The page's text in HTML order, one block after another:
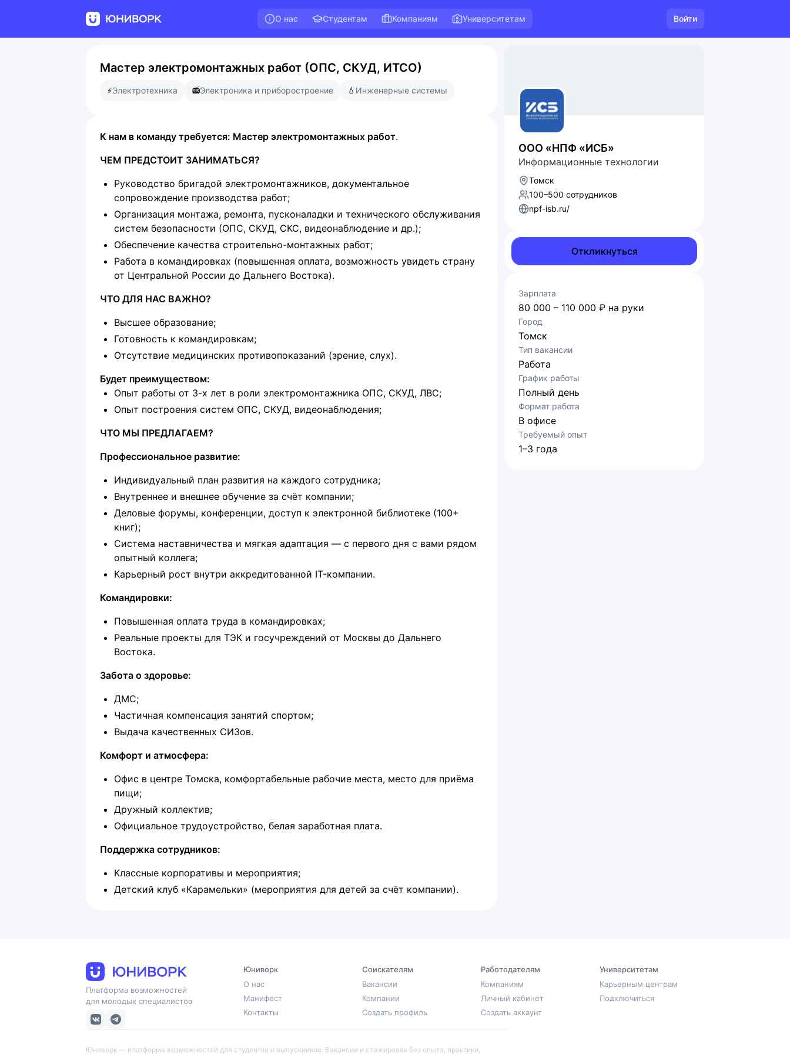
О нас Студентам Компаниям Университетам Войти
Мастер электромонтажных работ (ОПС, СКУД, ИТСО)
⚡Электротехника 📻Электроника и приборостроение 💧 Инженерные системы
К нам в команду требуется: Мастер электромонтажных работ.
ЧЕМ ПРЕДСТОИТ ЗАНИМАТЬСЯ?
Руководство бригадой электромонтажников, документальное
сопровождение производства работ;
Организация монтажа, ремонта, пусконаладки и технического обслуживания
систем безопасности (ОПС, СКУД, СКС, видеонаблюдение и др.);
Обеспечение качества строительно-монтажных работ;
Работа в командировках (повышенная оплата, возможность увидеть страну
от Центральной России до Дальнего Востока).
ЧТО ДЛЯ НАС ВАЖНО?
Высшее образование;
Готовность к командировкам;
Отсутствие медицинских противопоказаний (зрение, слух).
Будет преимуществом:
Опыт работы от 3-х лет в роли электромонтажника ОПС, СКУД, ЛВС;
Опыт построения систем ОПС, СКУД, видеонаблюдения;
ЧТО МЫ ПРЕДЛАГАЕМ?
Профессиональное развитие:
Индивидуальный план развития на каждого сотрудника;
Внутреннее и внешнее обучение за счёт компании;
Деловые форумы, конференции, доступ к электронной библиотеке (100+
книг);
Система наставничества и мягкая адаптация — с первого дня с вами рядом
опытный коллега;
Карьерный рост внутри аккредитованной IT-компании.
Командировки:
Повышенная оплата труда в командировках;
Реальные проекты для ТЭК и госучреждений от Москвы до Дальнего
Востока.
Забота о здоровье:
ДМС;
Частичная компенсация занятий спортом;
Выдача качественных СИЗов.
Комфорт и атмосфера:
Офис в центре Томска, комфортабельные рабочие места, место для приёма
пищи;
Дружный коллектив;
Официальное трудоустройство, белая заработная плата.
Поддержка сотрудников:
Классные корпоративы и мероприятия;
Детский клуб «Карамельки» (мероприятия для детей за счёт компании).
ООО «НПФ «ИСБ»
Информационные технологии
Томск
100–500 сотрудников
npf-isb.ru/
Откликнуться
Зарплата
80 000 – 110 000 ₽ на руки
Город
Томск
Тип вакансии
Работа
График работы
Полный день
Формат работа
В офисе
Требуемый опыт
1–3 года
Платформа возможностей
для молодых специалистов
Юниворк
О нас
Манифест
Контакты
Соискателям
Вакансии
Компании
Создать профиль
Работодателям
Компаниям
Личный кабинет
Создать аккаунт
Университетам
Карьерным центрам
Подключиться
Юниворк — платформа возможностей для студентов и выпускников. Вакансии и стажировки без опыта, практики,